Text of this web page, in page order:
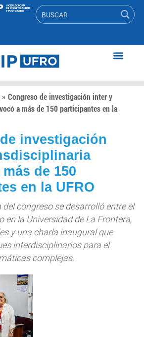
» Congreso de investigación inter y
a más de 150 participantes en la
investigación
de 150
en la UFRO
del congreso se desarrolló entre el
en la Universidad de La Frontera,
y una charla inaugural que
interdisciplinarios para el
complejas.